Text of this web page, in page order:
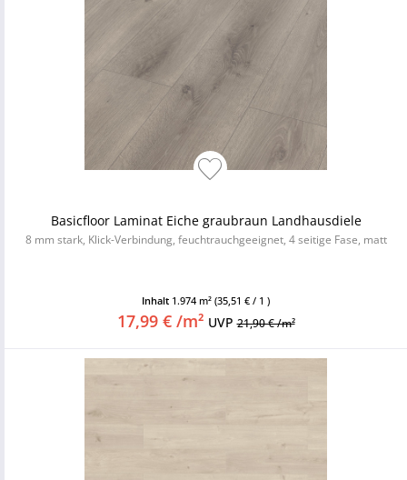
Basicfloor Laminat Eiche graubraun Landhausdiele
8 mm stark, Klick-Verbindung, feuchtrauchgeeignet, 4 seitige Fase, matt
Inhalt 1.974 m² (35,51 € / 1 )
17,99 € /m² UVP21,90 € /m²